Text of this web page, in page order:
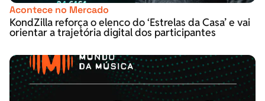
Acontece no Mercado
KondZilla reforça o elenco do ‘Estrelas da Casa’ e vai
orientar a trajetória digital dos participantes